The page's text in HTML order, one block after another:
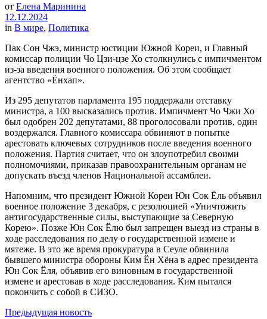
от Елена Маринина
12.12.2024
in В мире, Политика
Пак Сон Чжэ, министр юстиции Южной Кореи, и Главный
комиссар полиции Чо Цзи-цзе Хо столкнулись с импичментом
из-за введения военного положения. Об этом сообщает
агентство «Ёнхап».
Из 295 депутатов парламента 195 поддержали отставку
министра, а 100 высказались против. Импичмент Чо Чжи Хо
был одобрен 202 депутатами, 88 проголосовали против, один
воздержался. Главного комиссара обвиняют в попытке
арестовать ключевых сотрудников после введения военного
положения. Партия считает, что он злоупотребил своими
полномочиями, приказав правоохранительным органам не
допускать въезд членов Национальной ассамблеи.
Напомним, что президент Южной Кореи Юн Сок Ёль объявил
военное положение 3 декабря, с резолюцией «Уничтожить
антигосударственные силы, выступающие за Северную
Корею». Позже Юн Сок Ёлю был запрещен выезд из страны в
ходе расследования по делу о государственной измене и
мятеже. В это же время прокуратура в Сеуле обвинила
бывшего министра обороны Ким Ён Хёна в адрес президента
Юн Сок Ёля, объявив его виновным в государственной
измене и арестовав в ходе расследования. Ким пытался
покончить с собой в СИЗО.
Предыдущая новость